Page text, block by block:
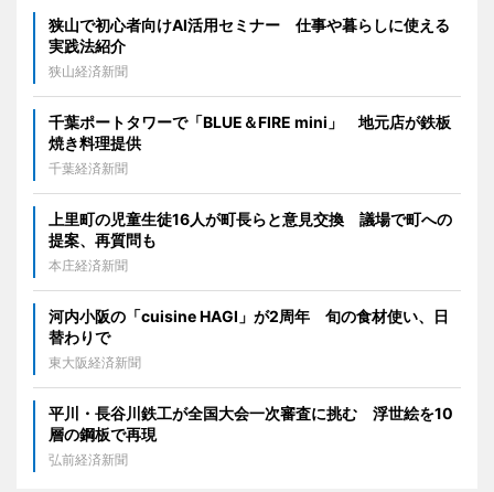
狭山で初心者向けAI活用セミナー 仕事や暮らしに使える
実践法紹介
狭山経済新聞
千葉ポートタワーで「BLUE＆FIRE mini」 地元店が鉄板
焼き料理提供
千葉経済新聞
上里町の児童生徒16人が町長らと意見交換 議場で町への
提案、再質問も
本庄経済新聞
河内小阪の「cuisine HAGI」が2周年 旬の食材使い、日
替わりで
東大阪経済新聞
平川・長谷川鉄工が全国大会一次審査に挑む 浮世絵を10
層の鋼板で再現
弘前経済新聞